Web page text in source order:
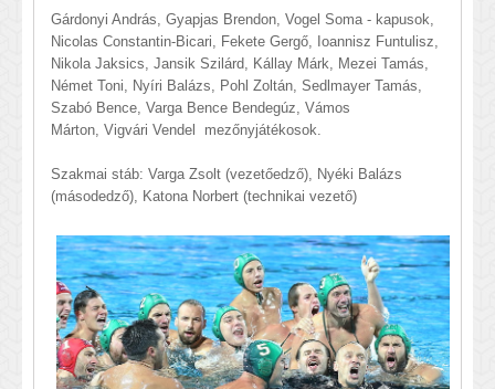
Gárdonyi András, Gyapjas Brendon, Vogel Soma - kapusok,
Nicolas Constantin-Bicari, Fekete Gergő, Ioannisz Funtulisz,
Nikola Jaksics, Jansik Szilárd, Kállay Márk, Mezei Tamás,
Német Toni, Nyíri Balázs, Pohl Zoltán, Sedlmayer Tamás,
Szabó Bence, Varga Bence Bendegúz, Vámos
Márton, Vigvári Vendel mezőnyjátékosok.
Szakmai stáb: Varga Zsolt (vezetőedző), Nyéki Balázs
(másodedző), Katona Norbert (technikai vezető)